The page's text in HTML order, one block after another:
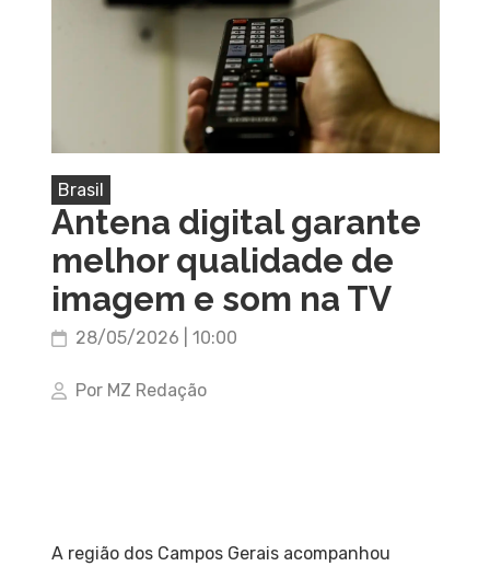
Brasil
Antena digital garante
melhor qualidade de
imagem e som na TV
28/05/2026 | 10:00
Por MZ Redação
A região dos Campos Gerais acompanhou